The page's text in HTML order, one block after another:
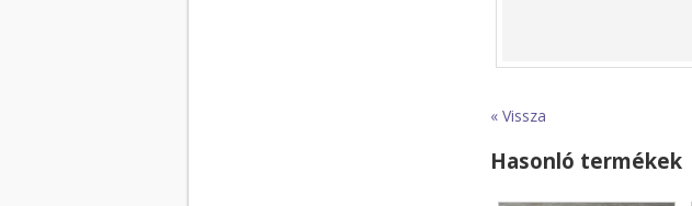
« Vissza
Hasonló termékek